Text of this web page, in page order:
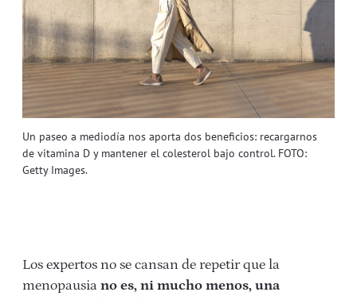
Un paseo a mediodía nos aporta dos beneficios: recargarnos
de vitamina D y mantener el colesterol bajo control. FOTO:
Getty Images.
Los expertos no se cansan de repetir que la
menopausia no es, ni mucho menos, una